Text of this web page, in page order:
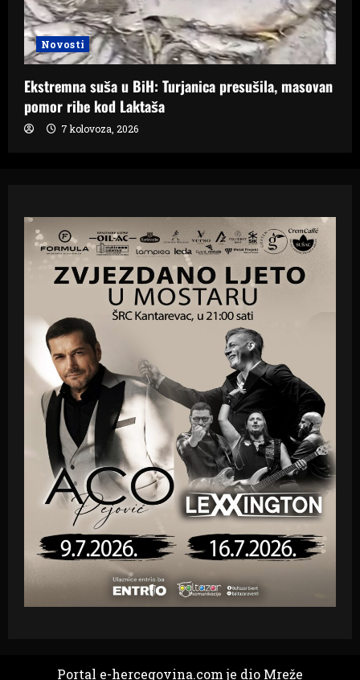
Novosti
Ekstremna suša u BiH: Turjanica presušila, masovan
pomor ribe kod Laktaša
7 kolovoza, 2026
Portal e-hercegovina.com je dio Mreže